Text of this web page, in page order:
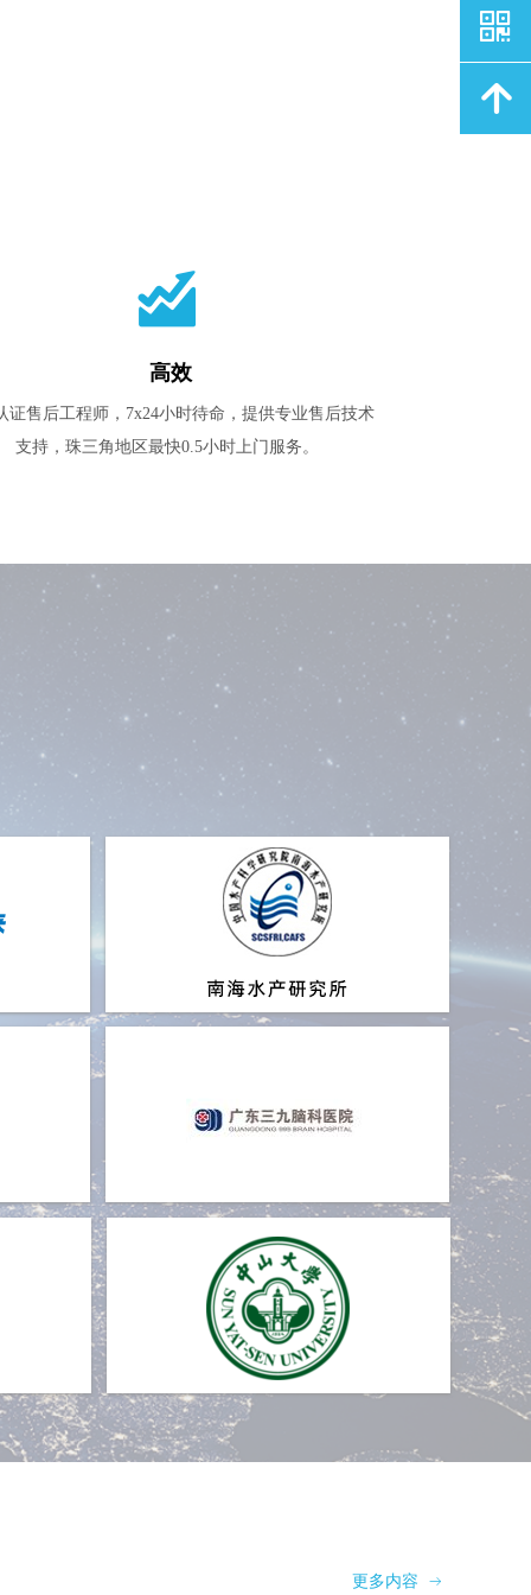
낉
高效
证售后工程师，7x24小时待命，提供专业售后技术
支持，珠三角地区最快0.5小时上门服务。
更多内容 ꁹ
낃
녕